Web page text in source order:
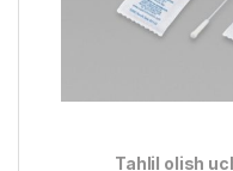
Tahlil olish